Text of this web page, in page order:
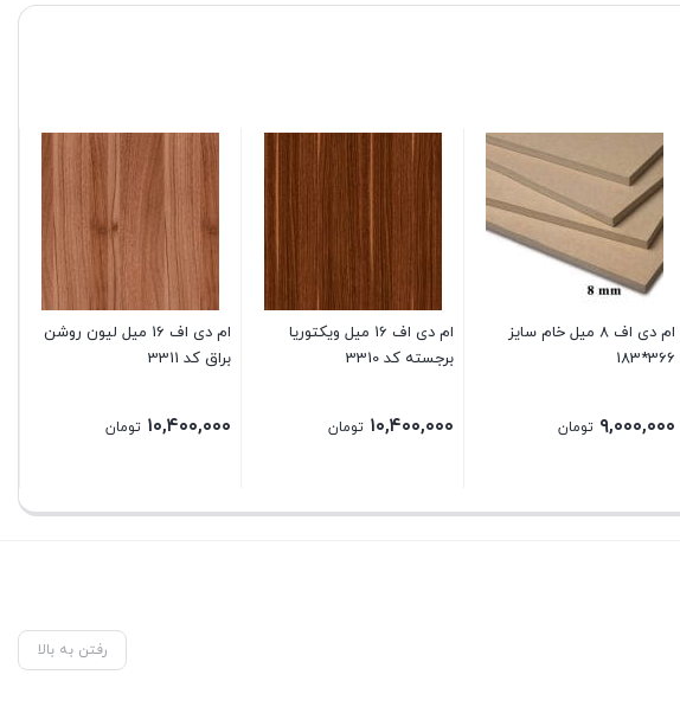
ام دی اف 8 میل خام سایز
366*183
۹,۰۰۰,۰۰۰ تومان
ام دی اف 16 میل ویکتوریا
برجسته کد 3310
۱۰,۴۰۰,۰۰۰ تومان
ام دی اف 16 میل لیون روشن
براق کد 3311
۱۰,۴۰۰,۰۰۰ تومان
رفتن به بالا